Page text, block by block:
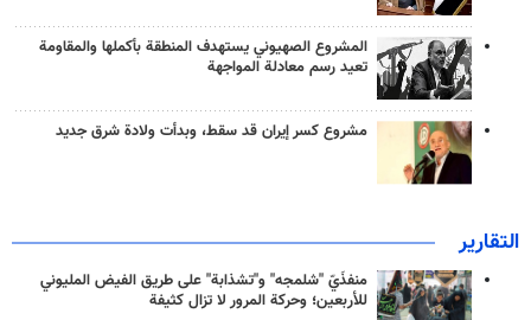
المشروع الصهيوني يستهدف المنطقة بأكملها والمقاومة
تعيد رسم معادلة المواجهة
مشروع كسر إيران قد سقط، وبدأت ولادة شرق جديد
التقارير
منفذَيّ "شلمجه" و"تشذابة" على طريق الفيض المليوني
للأربعين؛ وحركة المرور لا تزال كثيفة